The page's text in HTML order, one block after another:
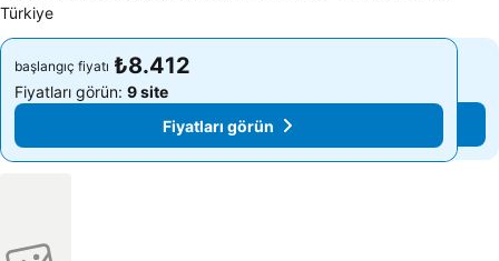
Türkiye
başlangıç fiyatı ₺8.412
Fiyatları görün: 9 site
Fiyatları görün
başlangıç fiyatı ₺8.412
Fiyatları görün: 9 site
Fiyatları görün